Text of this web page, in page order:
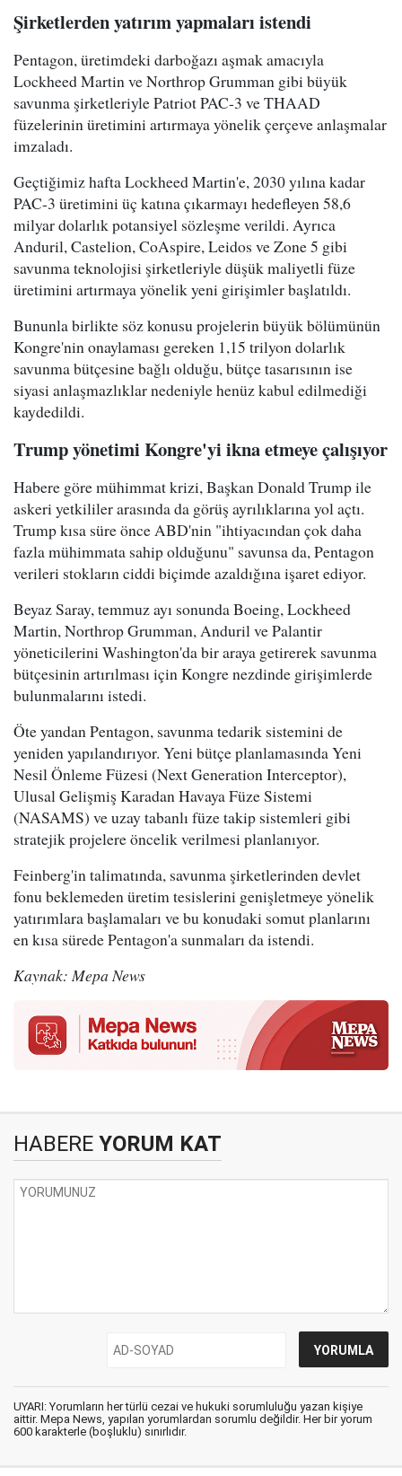
Şirketlerden yatırım yapmaları istendi
Pentagon, üretimdeki darboğazı aşmak amacıyla
Lockheed Martin ve Northrop Grumman gibi büyük
savunma şirketleriyle Patriot PAC-3 ve THAAD
füzelerinin üretimini artırmaya yönelik çerçeve anlaşmalar
imzaladı.
Geçtiğimiz hafta Lockheed Martin'e, 2030 yılına kadar
PAC-3 üretimini üç katına çıkarmayı hedefleyen 58,6
milyar dolarlık potansiyel sözleşme verildi. Ayrıca
Anduril, Castelion, CoAspire, Leidos ve Zone 5 gibi
savunma teknolojisi şirketleriyle düşük maliyetli füze
üretimini artırmaya yönelik yeni girişimler başlatıldı.
Bununla birlikte söz konusu projelerin büyük bölümünün
Kongre'nin onaylaması gereken 1,15 trilyon dolarlık
savunma bütçesine bağlı olduğu, bütçe tasarısının ise
siyasi anlaşmazlıklar nedeniyle henüz kabul edilmediği
kaydedildi.
Trump yönetimi Kongre'yi ikna etmeye çalışıyor
Habere göre mühimmat krizi, Başkan Donald Trump ile
askeri yetkililer arasında da görüş ayrılıklarına yol açtı.
Trump kısa süre önce ABD'nin "ihtiyacından çok daha
fazla mühimmata sahip olduğunu" savunsa da, Pentagon
verileri stokların ciddi biçimde azaldığına işaret ediyor.
Beyaz Saray, temmuz ayı sonunda Boeing, Lockheed
Martin, Northrop Grumman, Anduril ve Palantir
yöneticilerini Washington'da bir araya getirerek savunma
bütçesinin artırılması için Kongre nezdinde girişimlerde
bulunmalarını istedi.
Öte yandan Pentagon, savunma tedarik sistemini de
yeniden yapılandırıyor. Yeni bütçe planlamasında Yeni
Nesil Önleme Füzesi (Next Generation Interceptor),
Ulusal Gelişmiş Karadan Havaya Füze Sistemi
(NASAMS) ve uzay tabanlı füze takip sistemleri gibi
stratejik projelere öncelik verilmesi planlanıyor.
Feinberg'in talimatında, savunma şirketlerinden devlet
fonu beklemeden üretim tesislerini genişletmeye yönelik
yatırımlara başlamaları ve bu konudaki somut planlarını
en kısa sürede Pentagon'a sunmaları da istendi.
Kaynak: Mepa News
HABERE YORUM KAT
UYARI: Yorumların her türlü cezai ve hukuki sorumluluğu yazan kişiye
aittir. Mepa News, yapılan yorumlardan sorumlu değildir. Her bir yorum
600 karakterle (boşluklu) sınırlıdır.